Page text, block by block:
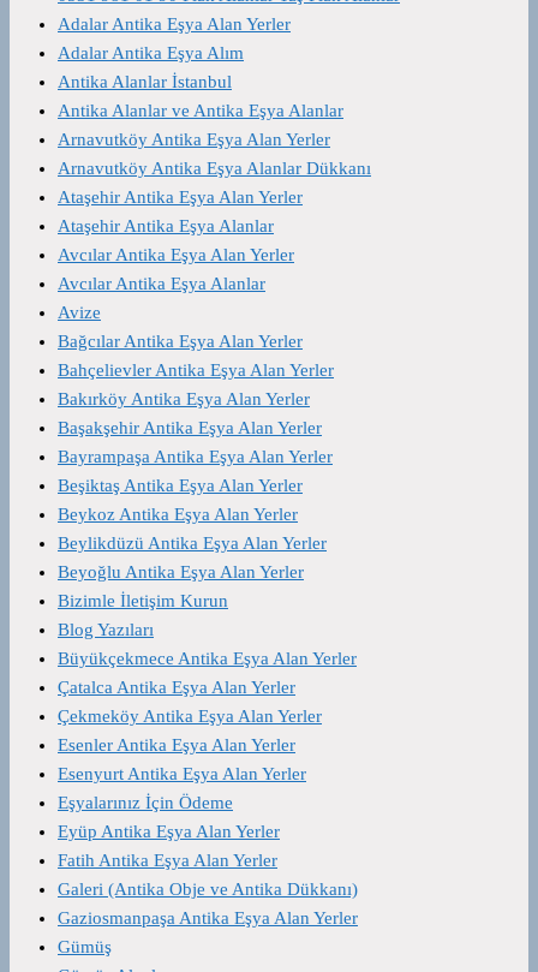
Adalar Antika Eşya Alan Yerler
Adalar Antika Eşya Alım
Antika Alanlar İstanbul
Antika Alanlar ve Antika Eşya Alanlar
Arnavutköy Antika Eşya Alan Yerler
Arnavutköy Antika Eşya Alanlar Dükkanı
Ataşehir Antika Eşya Alan Yerler
Ataşehir Antika Eşya Alanlar
Avcılar Antika Eşya Alan Yerler
Avcılar Antika Eşya Alanlar
Avize
Bağcılar Antika Eşya Alan Yerler
Bahçelievler Antika Eşya Alan Yerler
Bakırköy Antika Eşya Alan Yerler
Başakşehir Antika Eşya Alan Yerler
Bayrampaşa Antika Eşya Alan Yerler
Beşiktaş Antika Eşya Alan Yerler
Beykoz Antika Eşya Alan Yerler
Beylikdüzü Antika Eşya Alan Yerler
Beyoğlu Antika Eşya Alan Yerler
Bizimle İletişim Kurun
Blog Yazıları
Büyükçekmece Antika Eşya Alan Yerler
Çatalca Antika Eşya Alan Yerler
Çekmeköy Antika Eşya Alan Yerler
Esenler Antika Eşya Alan Yerler
Esenyurt Antika Eşya Alan Yerler
Eşyalarınız İçin Ödeme
Eyüp Antika Eşya Alan Yerler
Fatih Antika Eşya Alan Yerler
Galeri (Antika Obje ve Antika Dükkanı)
Gaziosmanpaşa Antika Eşya Alan Yerler
Gümüş